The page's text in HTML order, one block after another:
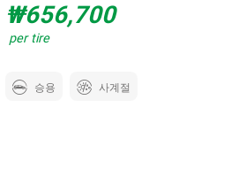
₩656,700
per tire
승용 사계절